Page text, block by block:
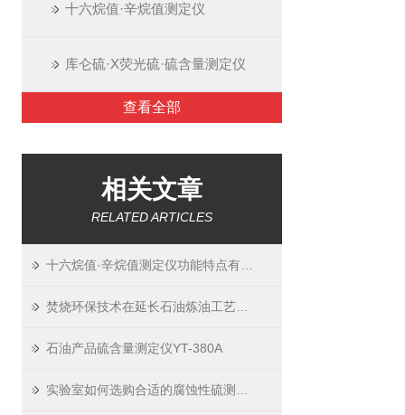
十六烷值·辛烷值测定仪
库仑硫·X荧光硫·硫含量测定仪
查看全部
相关文章
RELATED ARTICLES
石油产品硫含量测定仪YT-380A